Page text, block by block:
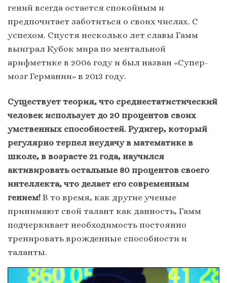
гений всегда остается спокойным и
предпочитает заботиться о своих числах. С
успехом. Спустя несколько лет славы Гамм
выиграл Кубок мира по ментальной
арифметике в 2006 году и был назван «Супер-
мозг Германии» в 2013 году.
Существует теория, что среднестатистический
человек использует до 20 процентов своих
умственных способностей. Рудигер, который
регулярно терпел неудачу в математике в
школе, в возрасте 21 года, научился
активировать остальные 80 процентов своего
интеллекта, что делает его современным
гением! В то время, как другие ученые
принимают свой талант как данность, Гамм
подчеркивает необходимость постоянно
тренировать врожденные способности и
таланты.